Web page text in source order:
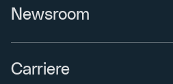
Newsroom
Carriere